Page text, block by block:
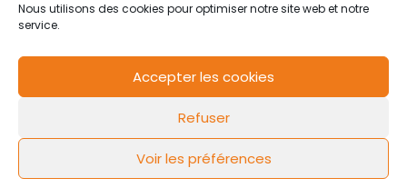
Nous utilisons des cookies pour optimiser notre site web et notre
service.
Accepter les cookies
Refuser
Voir les préférences
Mentions légales Politique de cookies
FLOW44